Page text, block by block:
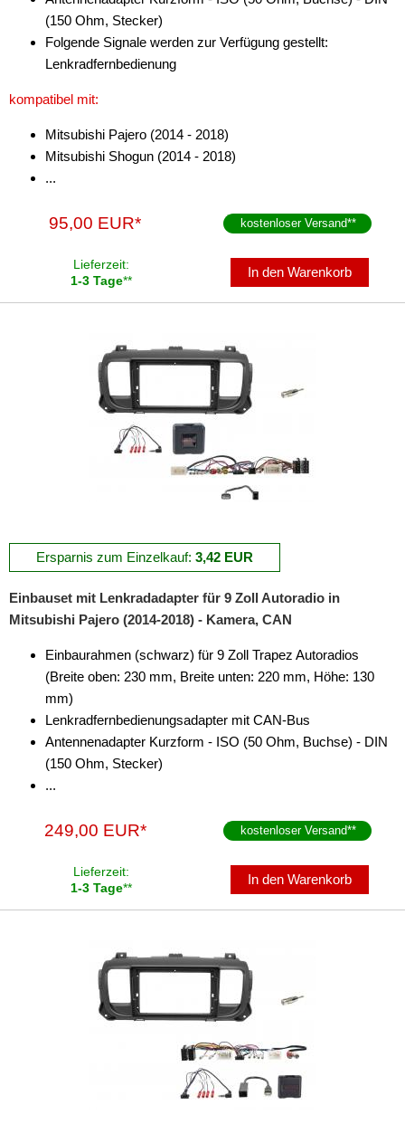
(150 Ohm, Stecker)
Folgende Signale werden zur Verfügung gestellt:
Lenkradfernbedienung
kompatibel mit:
Mitsubishi Pajero (2014 - 2018)
Mitsubishi Shogun (2014 - 2018)
...
95,00 EUR* kostenloser Versand**
Lieferzeit:
1-3 Tage**
In den Warenkorb
Ersparnis zum Einzelkauf: 3,42 EUR
Einbauset mit Lenkradadapter für 9 Zoll Autoradio in
Mitsubishi Pajero (2014-2018) - Kamera, CAN
Einbaurahmen (schwarz) für 9 Zoll Trapez Autoradios
(Breite oben: 230 mm, Breite unten: 220 mm, Höhe: 130
mm)
Lenkradfernbedienungsadapter mit CAN-Bus
Antennenadapter Kurzform - ISO (50 Ohm, Buchse) - DIN
(150 Ohm, Stecker)
...
249,00 EUR* kostenloser Versand**
Lieferzeit:
1-3 Tage**
In den Warenkorb